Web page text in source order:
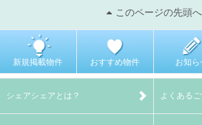
このページの先頭へ
新規掲載物件 おすすめ物件 お知ら
シェアシェアとは？ よくある